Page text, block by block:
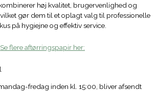
høj kvalitet, brugervenlighed og
gør dem til et oplagt valg til professionelle
på hygiejne og effektiv service.
Se flere aftørringspapir her:
fredag inden kl. 15:00, bliver afsendt